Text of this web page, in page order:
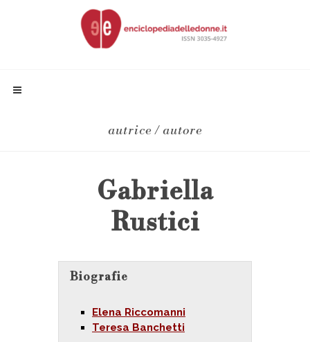
autrice / autore
Gabriella
Rustici
Biografie
Elena Riccomanni
Teresa Banchetti